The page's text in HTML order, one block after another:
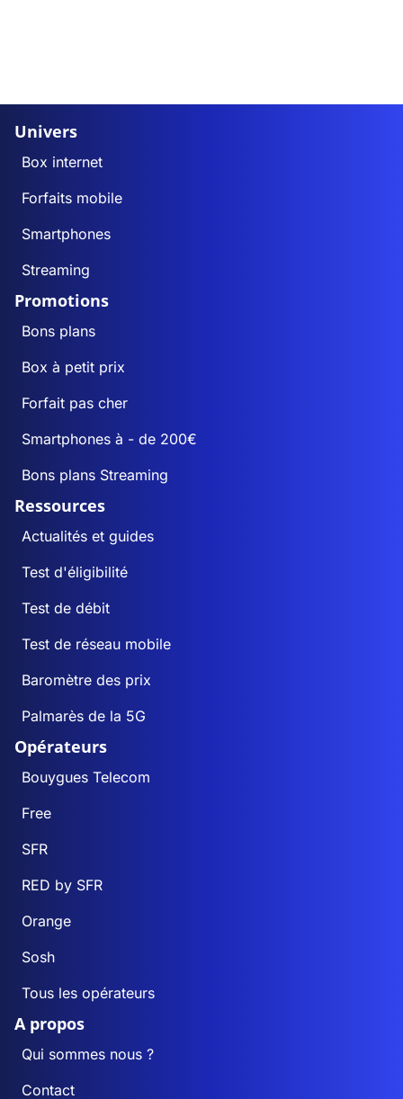
Univers
Box internet
Forfaits mobile
Smartphones
Streaming
Promotions
Bons plans
Box à petit prix
Forfait pas cher
Smartphones à - de 200€
Bons plans Streaming
Ressources
Actualités et guides
Test d'éligibilité
Test de débit
Test de réseau mobile
Baromètre des prix
Palmarès de la 5G
Opérateurs
Bouygues Telecom
Free
SFR
RED by SFR
Orange
Sosh
Tous les opérateurs
A propos
Qui sommes nous ?
Contact